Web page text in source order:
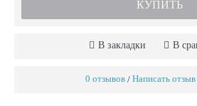
КУПИТЬ
В закладки В
0 отзывов / Написать отзыв